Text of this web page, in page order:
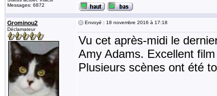
Messages: 6872
Grominou2
Déclamateur
Envoyé : 18 novembre 2016 à 17:18
Vu cet après-midi le
Amy Adams. Excellent
Plusieurs scènes ont été